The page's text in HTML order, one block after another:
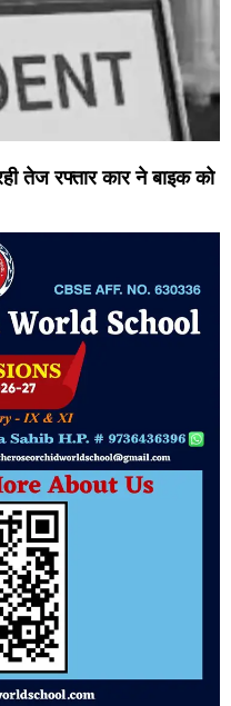
तेज रफ्तार कार ने बाइक को